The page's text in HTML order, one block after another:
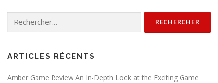
ARTICLES RÉCENTS
Amber Game Review An In-Depth Look at the Exciting Game